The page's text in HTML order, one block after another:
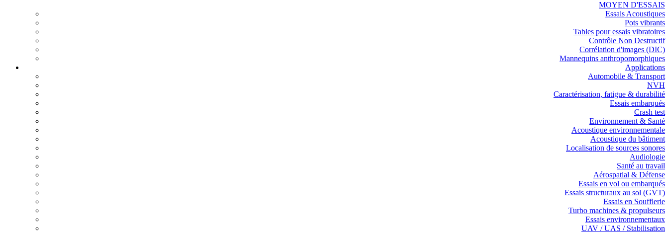
MOYEN D'ESSAIS
Essais Acoustiques
Pots vibrants
Tables pour essais vibratoires
Contrôle Non Destructif
Corrélation d'images (DIC)
Mannequins anthropomorphiques
Applications
Automobile & Transport
NVH
Caractérisation, fatigue & durabilité
Essais embarqués
Crash test
Environnement & Santé
Acoustique environnementale
Acoustique du bâtiment
Localisation de sources sonores
Audiologie
Santé au travail
Aérospatial & Défense
Essais en vol ou embarqués
Essais structuraux au sol (GVT)
Essais en Soufflerie
Turbo machines & propulseurs
Essais environnementaux
UAV / UAS / Stabilisation